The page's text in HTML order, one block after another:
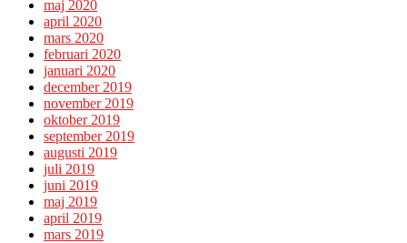
maj 2020
april 2020
mars 2020
februari 2020
januari 2020
december 2019
november 2019
oktober 2019
september 2019
augusti 2019
juli 2019
juni 2019
maj 2019
april 2019
mars 2019